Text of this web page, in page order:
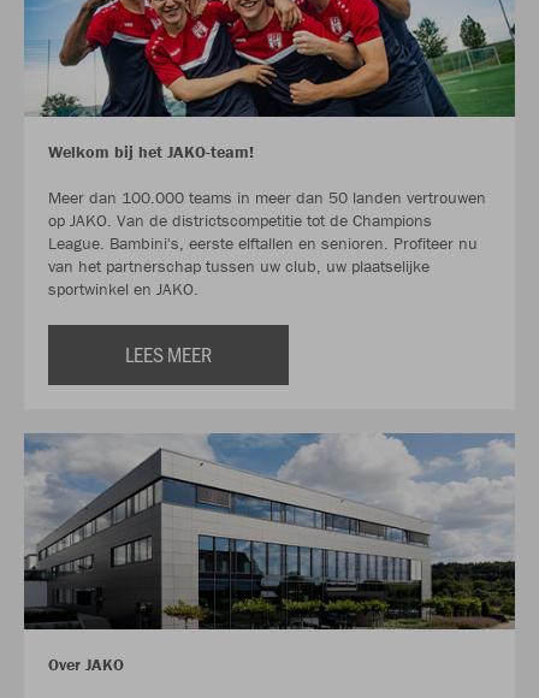
Welkom bij het JAKO-team!
Meer dan 100.000 teams in meer dan 50 landen vertrouwen
op JAKO. Van de districtscompetitie tot de Champions
League. Bambini's, eerste elftallen en senioren. Profiteer nu
van het partnerschap tussen uw club, uw plaatselijke
sportwinkel en JAKO.
LEES MEER
Over JAKO